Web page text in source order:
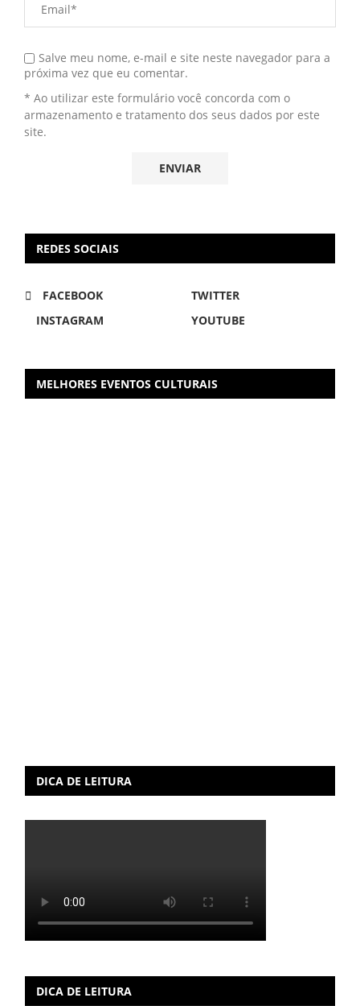
Salve meu nome, e-mail e site neste navegador para a
próxima vez que eu comentar.
* Ao utilizar este formulário você concorda com o
armazenamento e tratamento dos seus dados por este
site.
REDES SOCIAIS
FACEBOOK
TWITTER
INSTAGRAM
YOUTUBE
MELHORES EVENTOS CULTURAIS
DICA DE LEITURA
DICA DE LEITURA